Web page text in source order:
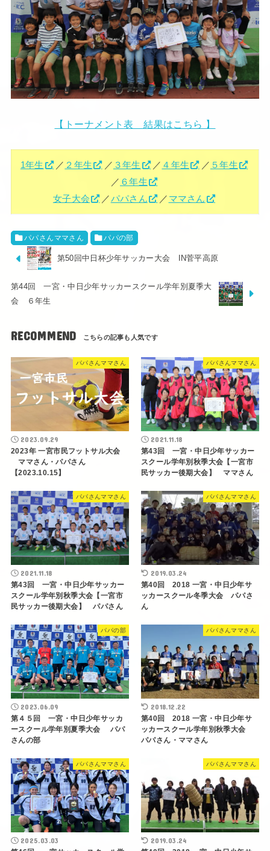
【トーナメント表 結果はこちら 】
1年生 ／ ２年生 ／ ３年生 ／ ４年生 ／ ５年生
／ ６年生
女子大会
／パパさん ／ ママさん
パパさんママさん パパの部
第50回中日杯少年サッカー大会 IN菅平高原
第44回 一宮・中日少年サッカースクール学年別夏季大
会 ６年生
RECOMMEND
パパさんママさん
2023.09.29
2023年 一宮市民フットサル大会
ママさん・パパさん
【2023.10.15】
パパさんママさん
2021.11.18
第43回 一宮・中日少年サッカー
スクール学年別秋季大会【一宮市
民サッカー後期大会】 ママさん
パパさんママさん
2021.11.18
第43回 一宮・中日少年サッカー
スクール学年別秋季大会【一宮市
民サッカー後期大会】 パパさん
パパさんママさん
2019.03.24
第40回 2018 一宮・中日少年サ
ッカースクール冬季大会 パパさ
ん
パパの部
2023.06.09
第４５回 一宮・中日少年サッカ
ースクール学年別夏季大会 パパ
さんの部
パパさんママさん
2018.12.22
第40回 2018 一宮・中日少年サ
ッカースクール学年別秋季大会
パパさん・ママさん
パパさんママさん
2025.03.03
パパさんママさん
2019.03.24